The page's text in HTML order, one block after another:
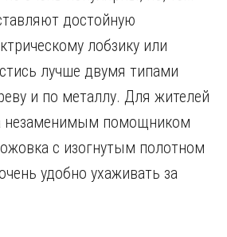
достойную
лобзику или
лучше двумя типами
и по металлу. Для жителей
незаменимым помощником
с изогнутым полотном
удобно ухаживать за